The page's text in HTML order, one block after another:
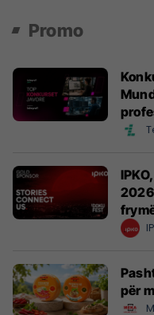
Promo
për